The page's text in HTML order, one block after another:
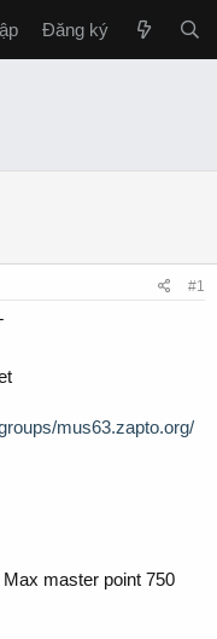
Đăng ký
#1
mus63.zapto.org/
master point 750